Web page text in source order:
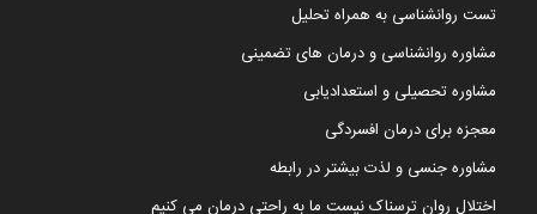
تست روانشناسی به همراه تحلیل
مشاوره روانشناسی و درمان های تضمینی
مشاوره تحصیلی و استعدادیابی
معجزه برای درمان افسردگی
مشاوره جنسی و لذت بیشتر در رابطه
اختلال روان ترسناک نیست ما به راحتی درمان می کنیم